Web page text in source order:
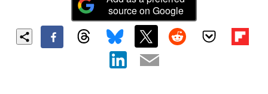
source on Google